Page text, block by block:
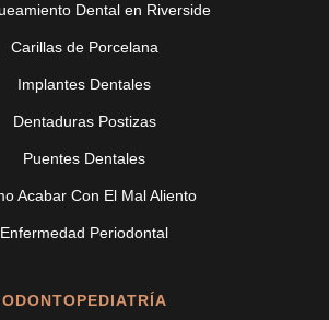
Dental en Riverside
Carillas de Porcelana
Implantes Dentales
Dentaduras Postizas
Puentes Dentales
Acabar Con El Mal Aliento
Enfermedad Periodontal
ODONTOPEDIATRÍA